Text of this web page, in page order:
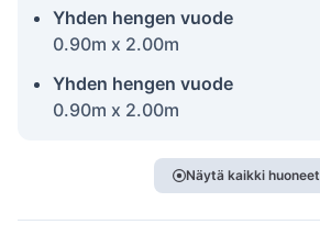
Yhden hengen vuode
0.90m x 2.00m
Yhden hengen vuode
0.90m x 2.00m
Näytä kaikki huoneet